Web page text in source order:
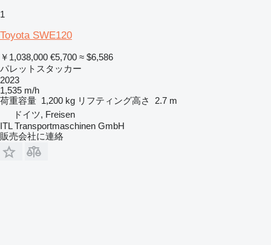
1
Toyota SWE120
￥1,038,000 €5,700 ≈ $6,586
パレットスタッカー
2023
1,535 m/h
荷重容量 1,200 kg リフティング高さ
2.7 m
ドイツ, Freisen
ITL Transportmaschinen GmbH
販売会社に連絡